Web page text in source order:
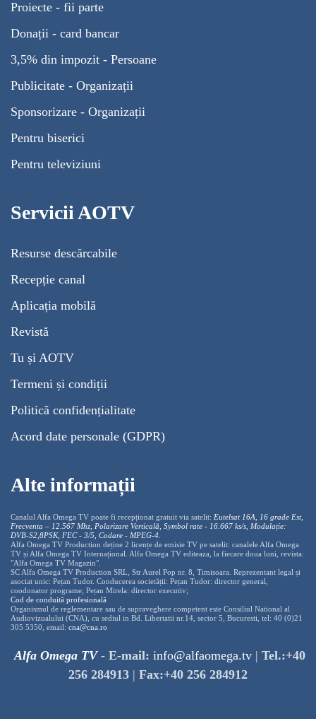
Proiecte - fii parte
Donații - card bancar
3,5% din impozit - Persoane
Publicitate - Organizații
Sponsorizare - Organizații
Pentru biserici
Pentru televiziuni
Servicii AOTV
Resurse descărcabile
Recepție canal
Aplicația mobilă
Revistă
Tu și AOTV
Termeni și condiții
Politică confidențialitate
Acord date personale (GDPR)
Alte informații
Canalul Alfa Omega TV poate fi recepționat gratuit via satelit: Eutelsat 16A, 16 grade Est,
Frecventa – 12.567 Mhz, Polarizare Verticală, Symbol rate - 16.667 ks/s, Modulație:
DVB-S2,8PSK, FEC - 3/5, Codare - MPEG-4.
Alfa Omega TV Production deține 2 licențe de emisie TV pe satelit: canalele Alfa Omega
TV și Alfa Omega TV Internațional. Alfa Omega TV editeaza, la fiecare doua luni, revista:
"Alfa Omega TV Magazin".
SC Alfa Omega TV Production SRL, Str Aurel Pop nr. 8, Timisoara. Reprezentant legal și
asociat unic: Pețan Tudor. Conducerea societății: Pețan Tudor: director general,
coodonator programe; Pețan Mirela: director executiv;
Cod de conduită profesională
Organismul de reglementare sau de supraveghere competent este Consiliul National al
Audiovizualului (CNA), cu sediul in Bd. Libertatii nr.14, sector 5, Bucuresti, tel: 40 (0)21
305 5350, email: cna@cna.ro
Alfa Omega TV- E-mail: info@alfaomega.tv | Tel.:+40
256 284913 | Fax:+40 256 284912